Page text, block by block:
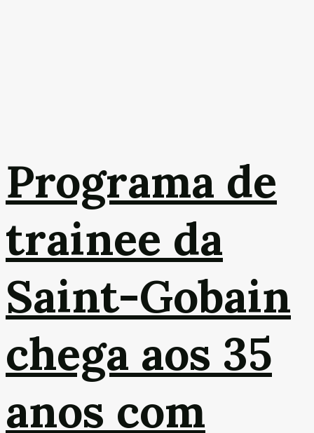
Programa de
trainee da
Saint-Gobain
chega aos 35
anos com